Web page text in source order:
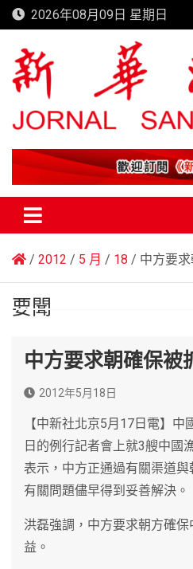
Skip
to
content
2026年08月09日 星期日
新華澳報
2012 5 月 18 中方要
要聞
中方要求朝確保被
2012年5月18日
【中新社北京5月17日電】
日的例行記者會上就3艘中國
表示，中方正通過有關渠道
有關問題儘早得到妥善解決。
洪磊強調，中方要求朝方確
益。